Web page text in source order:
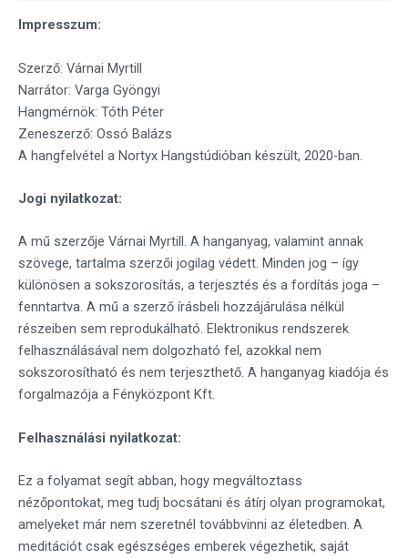
Impresszum:
Szerző: Várnai Myrtill
Narrátor: Varga Gyöngyi
Hangmérnök: Tóth Péter
Zeneszerző: Ossó Balázs
A hangfelvétel a Nortyx Hangstúdióban készült, 2020-ban.
Jogi nyilatkozat:
A mű szerzője Várnai Myrtill. A hanganyag, valamint annak
szövege, tartalma szerzői jogilag védett. Minden jog – így
különösen a sokszorosítás, a terjesztés és a fordítás joga –
fenntartva. A mű a szerző írásbeli hozzájárulása nélkül
részeiben sem reprodukálható. Elektronikus rendszerek
felhasználásával nem dolgozható fel, azokkal nem
sokszorosítható és nem terjeszthető. A hanganyag kiadója és
forgalmazója a Fényközpont Kft.
Felhasználási nyilatkozat:
Ez a folyamat segít abban, hogy megváltoztass
nézőpontokat, meg tudj bocsátani és átírj olyan programokat,
amelyeket már nem szeretnél továbbvinni az életedben. A
meditációt csak egészséges emberek végezhetik, saját